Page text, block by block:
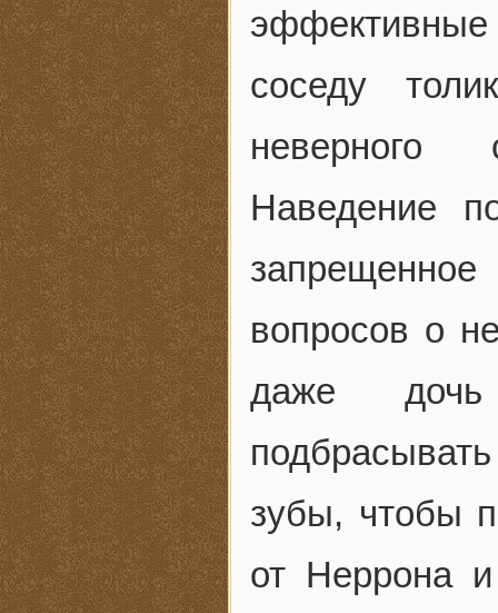
эффективные
соседу
неверного
Наведение
вопросов о
даже
зубы, чтобы
от Неррона и